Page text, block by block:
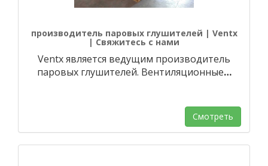
производитель паровых глушителей | Ventx
| Свяжитесь с нами
Ventx является ведущим производитель
паровых глушителей. Вентиляционные…
Смотреть